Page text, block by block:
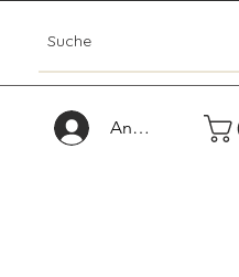
Anmelden